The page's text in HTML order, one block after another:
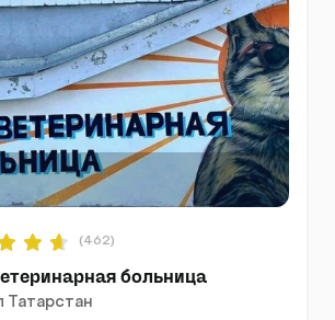
(462)
больница
Татарстан